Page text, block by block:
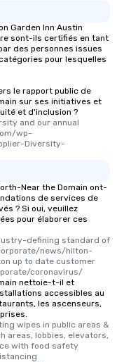
Garden Inn Austin
sont-ils certifiés en tant
des personnes issues
pour lesquelles
le rapport public de
sur ses initiatives et
et d'inclusion ?
and our annual
wp-
Diversity-
Near the Domain ont-
de services de
? Si oui, veuillez
pour élaborer ces
defining standard of
news/hilton-
up to date customer
coronavirus/
nettoie-t-il et
accessibles au
les ascenseurs,
wipes in public areas &
areas, lobbies, elevators,
with food safety